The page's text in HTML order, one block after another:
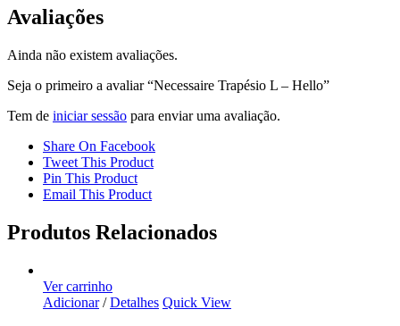
Avaliações
Ainda não existem avaliações.
Seja o primeiro a avaliar “Necessaire Trapésio L – Hello”
Tem de iniciar sessão para enviar uma avaliação.
Share On Facebook
Tweet This Product
Pin This Product
Email This Product
Produtos Relacionados
Ver carrinho
Adicionar/ Detalhes Quick View